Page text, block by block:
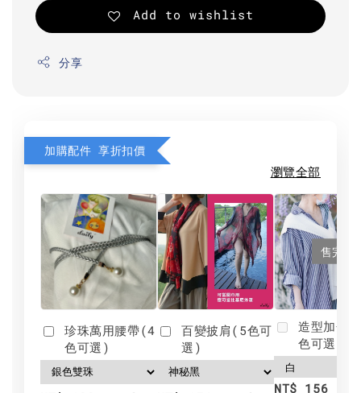
Add to wishlist
分享
加購配件 享折扣價
瀏覽全部
珍珠萬用腰帶(4
色可選)
百變披肩(5色可
選)
售完
造型加分
色可選)
NT$ 156